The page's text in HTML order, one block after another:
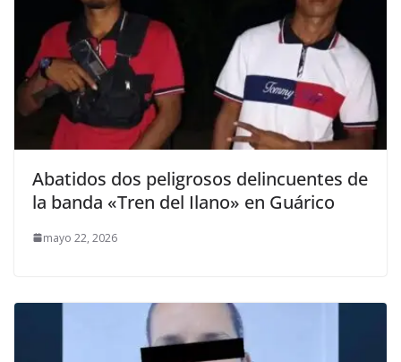
Abatidos dos peligrosos delincuentes de
la banda «Tren del Ilano» en Guárico
mayo 22, 2026